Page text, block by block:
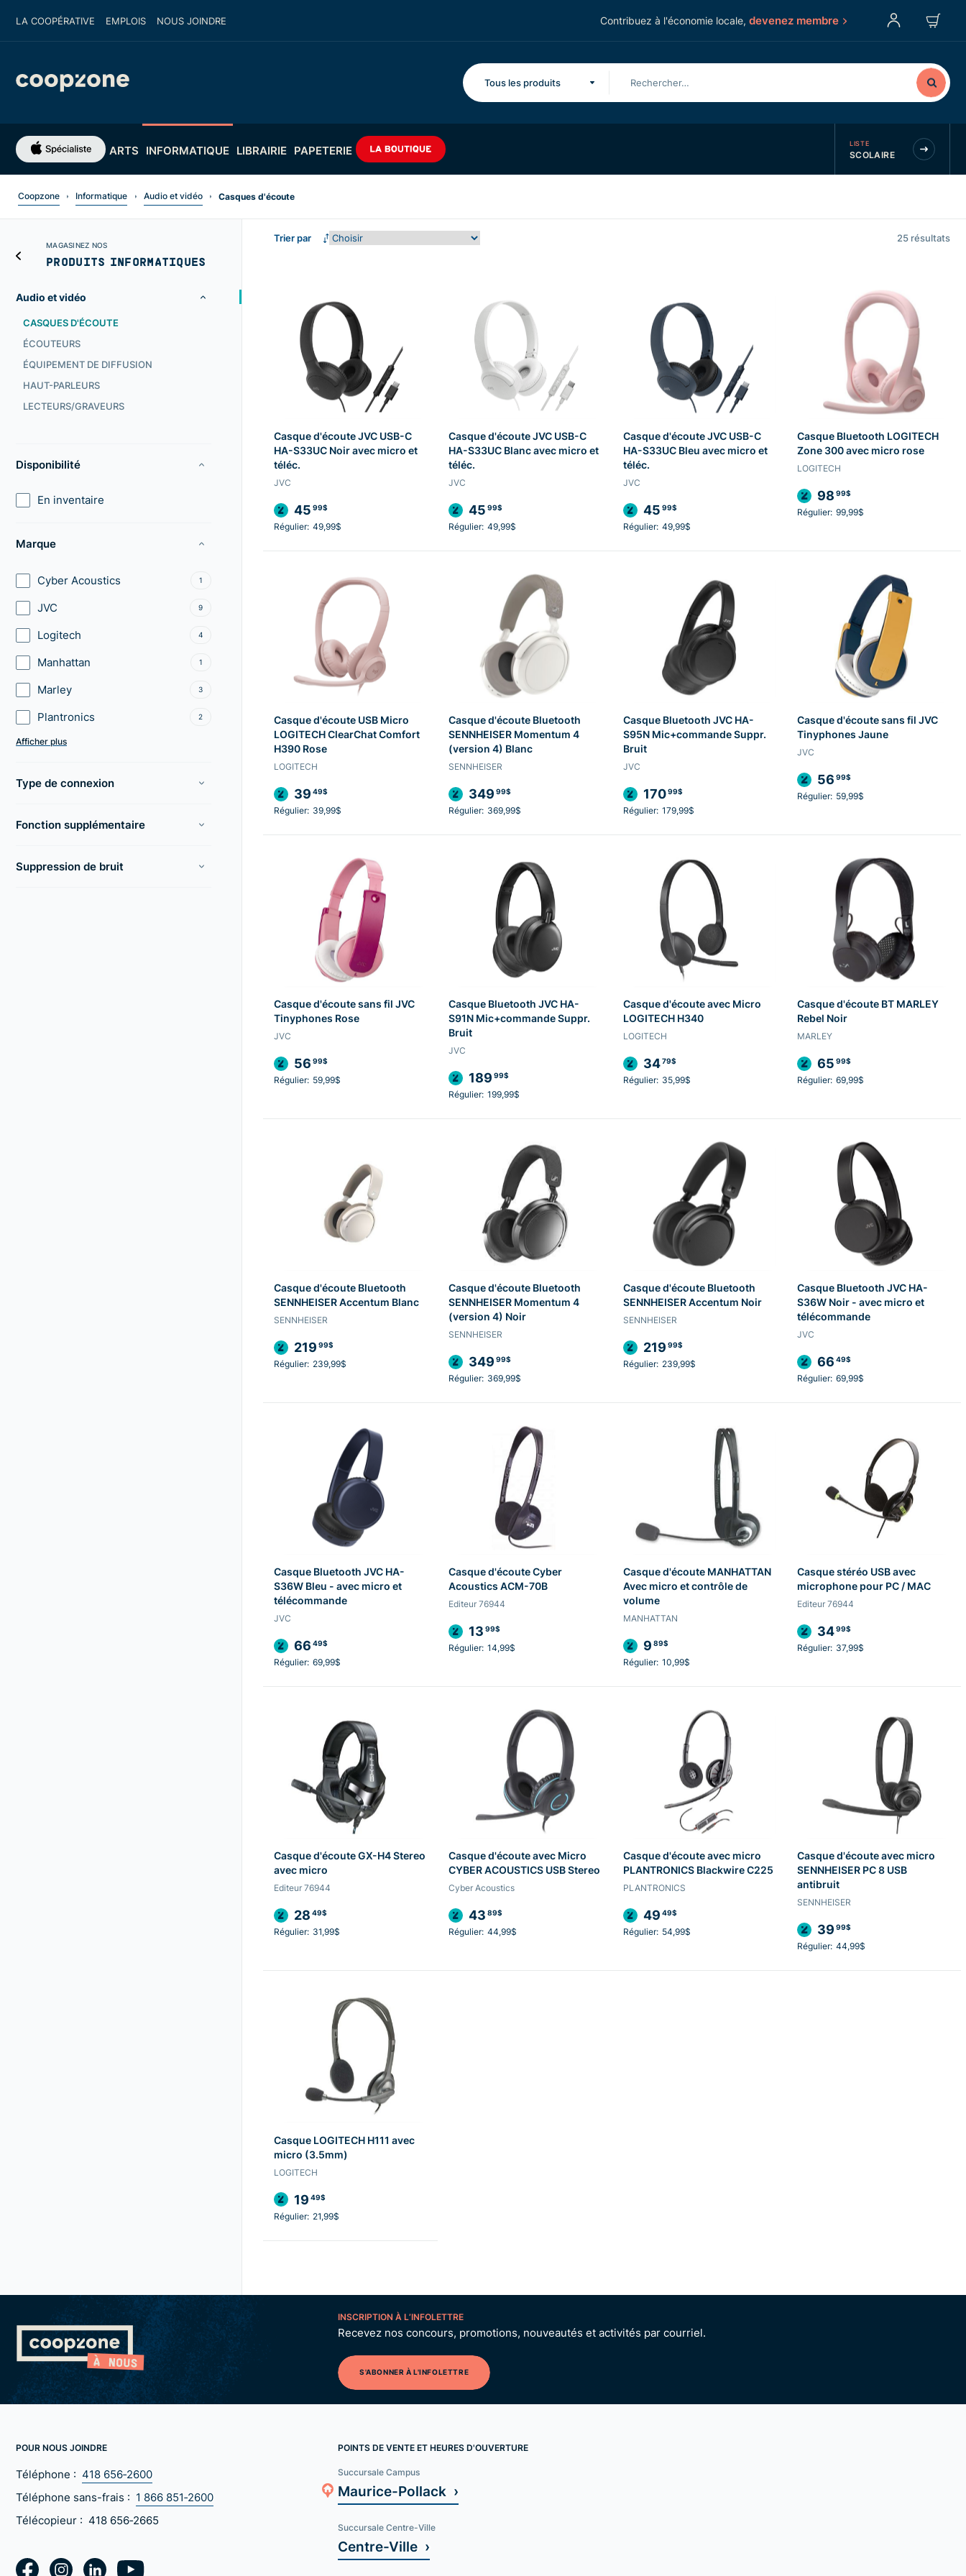
LA COOPÉRATIVE EMPLOIS NOUS JOINDRE Contribuez à l'économie locale, devenez membre
Tous les produits
ARTS INFORMATIQUE LIBRAIRIE PAPETERIE LISTE
SCOLAIRE
Coopzone Informatique Audio et vidéo Casques d'écoute
MAGASINEZ NOS
PRODUITS INFORMATIQUES
Audio et vidéo
CASQUES D'ÉCOUTE
ÉCOUTEURS
ÉQUIPEMENT DE DIFFUSION
HAUT-PARLEURS
LECTEURS/GRAVEURS
Disponibilité
En inventaire
Marque
Cyber Acoustics 1
JVC 9
Logitech 4
Manhattan 1
Marley 3
Plantronics 2
Afficher plus
Type de connexion
Fonction supplémentaire
Suppression de bruit
Trier par 25 résultats
Casque d'écoute JVC USB-C
HA-S33UC Noir avec micro et
téléc.
JVC
45 99$
Régulier: 49,99$
Casque d'écoute JVC USB-C
HA-S33UC Blanc avec micro et
téléc.
JVC
45 99$
Régulier: 49,99$
Casque d'écoute JVC USB-C
HA-S33UC Bleu avec micro et
téléc.
JVC
45 99$
Régulier: 49,99$
Casque Bluetooth LOGITECH
Zone 300 avec micro rose
LOGITECH
98 99$
Régulier: 99,99$
Casque d'écoute USB Micro
LOGITECH ClearChat Comfort
H390 Rose
LOGITECH
39 49$
Régulier: 39,99$
Casque d'écoute Bluetooth
SENNHEISER Momentum 4
(version 4) Blanc
SENNHEISER
349 99$
Régulier: 369,99$
Casque Bluetooth JVC HA-
S95N Mic+commande Suppr.
Bruit
JVC
17099$
Régulier: 179,99$
Casque d'écoute sans fil JVC
Tinyphones Jaune
JVC
56 99$
Régulier: 59,99$
Casque d'écoute sans fil JVC
Tinyphones Rose
JVC
56 99$
Régulier: 59,99$
Casque Bluetooth JVC HA-
S91N Mic+commande Suppr.
Bruit
JVC
189 99$
Régulier: 199,99$
Casque d'écoute avec Micro
LOGITECH H340
LOGITECH
3479$
Régulier: 35,99$
Casque d'écoute BT MARLEY
Rebel Noir
MARLEY
65 99$
Régulier: 69,99$
Casque d'écoute Bluetooth
SENNHEISER Accentum Blanc
SENNHEISER
219 99$
Régulier: 239,99$
Casque d'écoute Bluetooth
SENNHEISER Momentum 4
(version 4) Noir
SENNHEISER
349 99$
Régulier: 369,99$
Casque d'écoute Bluetooth
SENNHEISER Accentum Noir
SENNHEISER
219 99$
Régulier: 239,99$
Casque Bluetooth JVC HA-
S36W Noir - avec micro et
télécommande
JVC
66 49$
Régulier: 69,99$
Casque Bluetooth JVC HA-
S36W Bleu - avec micro et
télécommande
JVC
66 49$
Régulier: 69,99$
Casque d'écoute Cyber
Acoustics ACM-70B
Editeur 76944
13 99$
Régulier: 14,99$
Casque d'écoute MANHATTAN
Avec micro et contrôle de
volume
MANHATTAN
9 89$
Régulier: 10,99$
Casque stéréo USB avec
microphone pour PC / MAC
Editeur 76944
3499$
Régulier: 37,99$
Casque d'écoute GX-H4 Stereo
avec micro
Editeur 76944
28 49$
Régulier: 31,99$
Casque d'écoute avec Micro
CYBER ACOUSTICS USB Stereo
Cyber Acoustics
43 89$
Régulier: 44,99$
Casque d'écoute avec micro
PLANTRONICS Blackwire C225
PLANTRONICS
49 49$
Régulier: 54,99$
Casque d'écoute avec micro
SENNHEISER PC 8 USB
antibruit
SENNHEISER
39 99$
Régulier: 44,99$
Casque LOGITECH H111 avec
micro (3.5mm)
LOGITECH
19 49$
Régulier: 21,99$
INSCRIPTION À L’INFOLETTRE
Recevez nos concours, promotions, nouveautés et activités par courriel.
S'ABONNER À L'INFOLETTRE
POUR NOUS JOINDRE
Téléphone : 418 656‑2600
Téléphone sans-frais : 1 866 851‑2600
Télécopieur : 418 656‑2665
POINTS DE VENTE ET HEURES D'OUVERTURE
Succursale Campus
Maurice-Pollack ›
Succursale Centre-Ville
Centre-Ville ›